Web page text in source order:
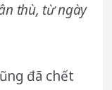
thù, từ ngày
đã chết